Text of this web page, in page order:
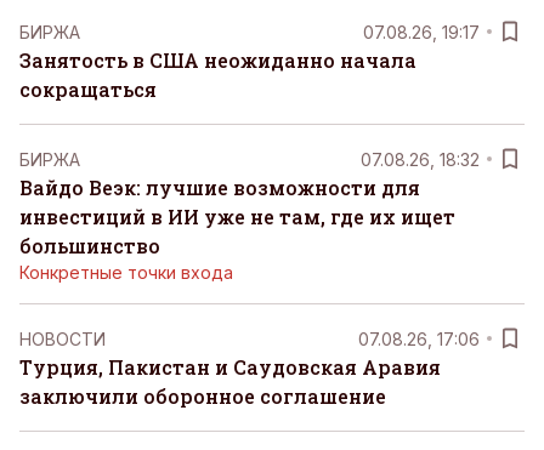
БИРЖА 07.08.26, 19:17
Занятость в США неожиданно начала
сокращаться
БИРЖА 07.08.26, 18:32
Вайдо Веэк: лучшие возможности для
инвестиций в ИИ уже не там, где их ищет
большинство
Конкретные точки входа
НОВОСТИ 07.08.26, 17:06
Турция, Пакистан и Саудовская Аравия
заключили оборонное соглашение